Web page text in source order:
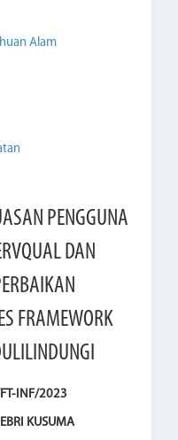
Alam
PENGGUNA
DAN
FRAMEWORK
INF/2023
KUSUMA